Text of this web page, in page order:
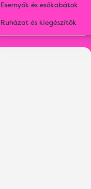
Esernyők és esőkabátok
Ruházat és kiegészítők